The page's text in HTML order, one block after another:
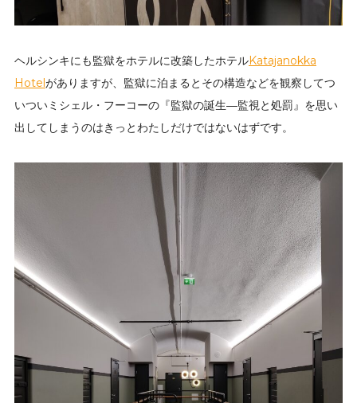
ヘルシンキにも監獄をホテルに改築したホテルKatajanokka
Hotel がありますが、監獄に泊まるとその構造などを観察してつ
いついミシェル・フーコーの『監獄の誕生―監視と処罰』を思い
出してしまうのはきっとわたしだけではないはずです。